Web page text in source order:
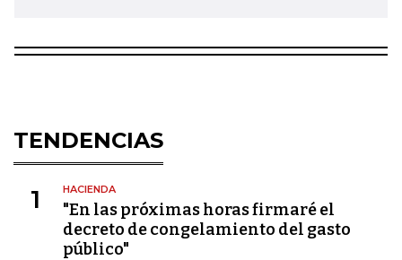
TENDENCIAS
1 HACIENDA
"En las próximas horas firmaré el
decreto de congelamiento del gasto
público"